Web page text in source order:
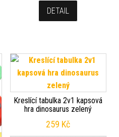
DETAIL
Kreslící tabulka 2v1 kapsová
hra dinosaurus zelený
259 Kč